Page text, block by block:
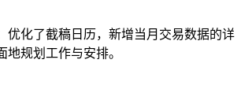
化了截稿日历，新增当月交易数据的详
规划工作与安排。